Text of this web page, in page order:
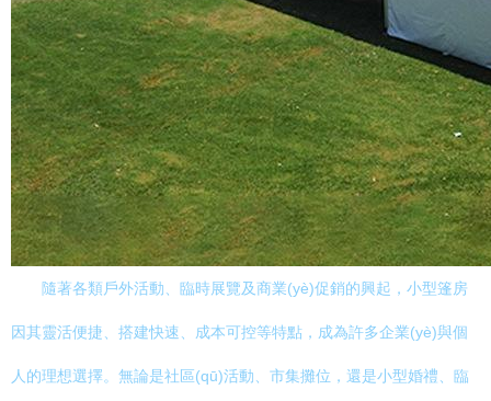
隨著各類戶外活動、臨時展覽及商業(yè)促銷的興起，小型篷房
因其靈活便捷、搭建快速、成本可控等特點，成為許多企業(yè)與個
人的理想選擇。無論是社區(qū)活動、市集攤位，還是小型婚禮、臨